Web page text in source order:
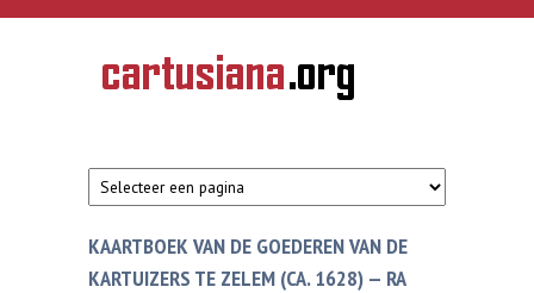
Overslaan en naar de inhoud gaan
CARTUSIANA
Geschiedenis
van de
KAARTBOEK VAN DE GOEDEREN VAN DE
KARTUIZERS TE ZELEM (CA. 1628) — RA